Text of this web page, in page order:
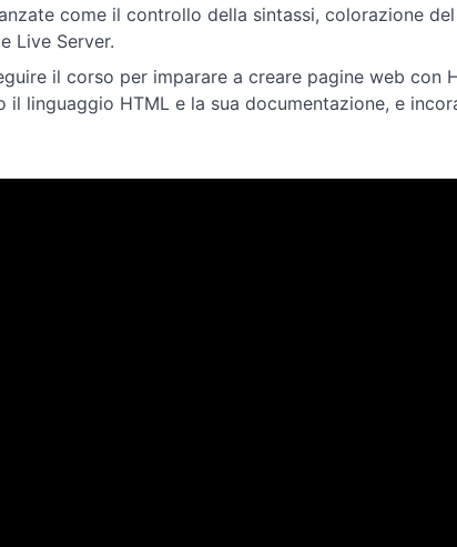
come il controllo della sintassi, colorazione
Live Server.
il corso per imparare a creare pagine web con
linguaggio HTML e la sua documentazione, e